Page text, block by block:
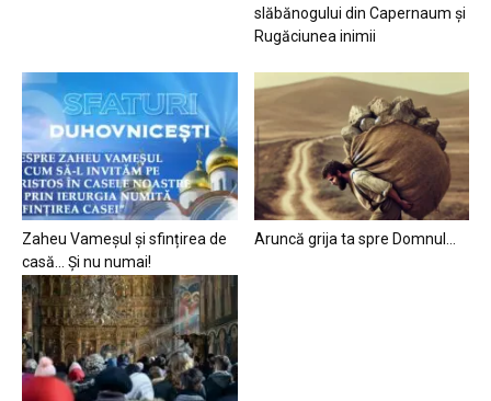
slăbănogului din Capernaum și
Rugăciunea inimii
Zaheu Vameșul și sfințirea de
casă… Și nu numai!
Aruncă grija ta spre Domnul…